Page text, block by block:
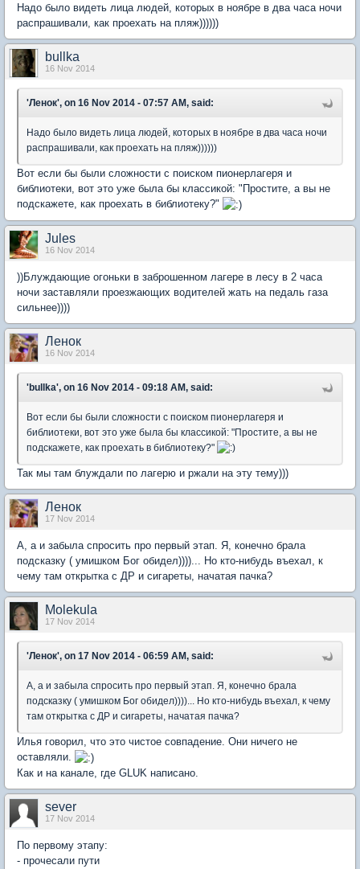
Надо было видеть лица людей, которых в ноябре в два часа ночи
распрашивали, как проехать на пляж))))))
bullka
16 Nov 2014
'Ленок', on 16 Nov 2014 - 07:57 AM, said:
Надо было видеть лица людей, которых в ноябре в два часа ночи
распрашивали, как проехать на пляж))))))
Вот если бы были сложности с поиском пионерлагеря и
библиотеки, вот это уже была бы классикой: "Простите, а вы не
подскажете, как проехать в библиотеку?"
Jules
16 Nov 2014
))Блуждающие огоньки в заброшенном лагере в лесу в 2 часа
ночи заставляли проезжающих водителей жать на педаль газа
сильнее))))
Ленок
16 Nov 2014
'bullka', on 16 Nov 2014 - 09:18 AM, said:
Вот если бы были сложности с поиском пионерлагеря и
библиотеки, вот это уже была бы классикой: "Простите, а вы не
подскажете, как проехать в библиотеку?"
Так мы там блуждали по лагерю и ржали на эту тему)))
Ленок
17 Nov 2014
А, а и забыла спросить про первый этап. Я, конечно брала
подсказку ( умишком Бог обидел))))... Но кто-нибудь въехал, к
чему там открытка с ДР и сигареты, начатая пачка?
Molekula
17 Nov 2014
'Ленок', on 17 Nov 2014 - 06:59 AM, said:
А, а и забыла спросить про первый этап. Я, конечно брала
подсказку ( умишком Бог обидел))))... Но кто-нибудь въехал, к чему
там открытка с ДР и сигареты, начатая пачка?
Илья говорил, что это чистое совпадение. Они ничего не
оставляли.
Как и на канале, где GLUK написано.
sever
17 Nov 2014
По первому этапу:
- прочесали пути